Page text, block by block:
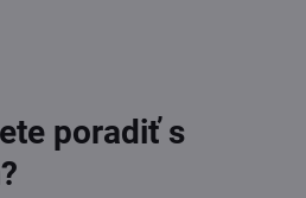
poradiť s